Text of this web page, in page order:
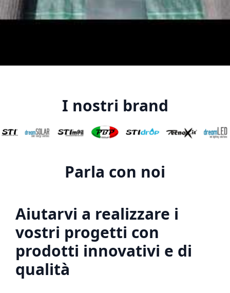
I nostri brand
Parla con noi
Aiutarvi a realizzare i
vostri progetti con
prodotti innovativi e di
qualità